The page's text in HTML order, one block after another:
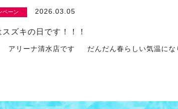
ペーン 2026.03.05
ズキの日です！！！
リーナ清水店です だんだん春らしい気温にな